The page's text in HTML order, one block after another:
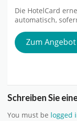
Die HotelCard
automatisch,
Zum Angebot
Schreiben Sie
You must be logged